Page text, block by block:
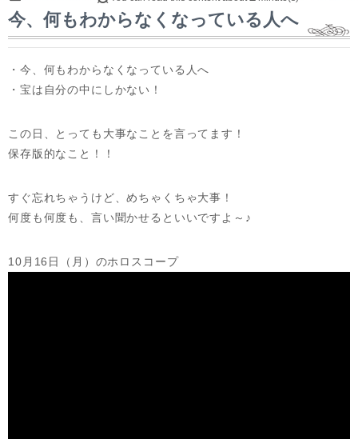
今、何もわからなくなっている人へ
・今、何もわからなくなっている人へ
・宝は自分の中にしかない！
この日、とっても大事なことを言ってます！
保存版的なこと！！
すぐ忘れちゃうけど、めちゃくちゃ大事！
何度も何度も、言い聞かせるといいですよ～♪
10月16日（月）のホロスコープ